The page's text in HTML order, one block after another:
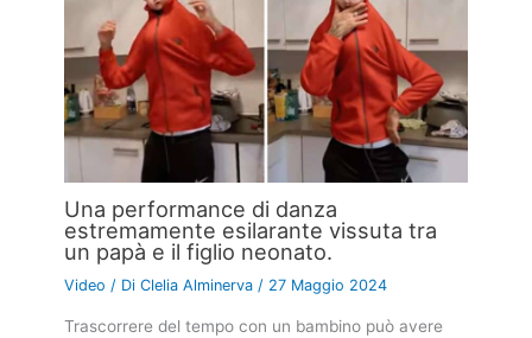
Una performance di danza
estremamente esilarante vissuta tra
un papà e il figlio neonato.
Video / DiClelia Alminerva / 27 Maggio 2024
Trascorrere del tempo con un bambino può avere